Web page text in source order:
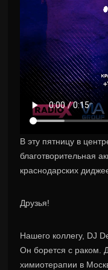
В эту пятницу в
благотворительная
краснодарских
Друзья!
Нашего коллегу, DJ
Он борется с раком.
химиотерапии в